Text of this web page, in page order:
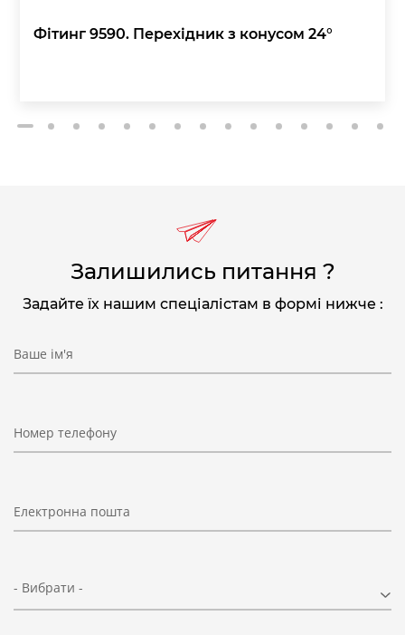
Фітинг 9590. Перехідник з конусом 24°
2 3 4 5 6 7 8 9 10 11 12 13 14 15
Залишились питання ?
Задайте їх нашим спеціалістам в формі нижче :
Ваше ім'я
Номер телефону
Електронна пошта
- Вибрати -